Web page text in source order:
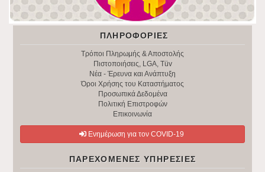
ΠΛΗΡΟΦΟΡΊΕΣ
Τρόποι Πληρωμής & Αποστολής
Πιστοποιήσεις, LGA, Tüv
Νέα - Έρευνα και Ανάπτυξη
Όροι Χρήσης του Καταστήματος
Προσωπικά Δεδομένα
Πολιτική Επιστροφών
Επικοινωνία
Ενημέρωση για τον COVID-19
ΠΑΡΕΧΌΜΕΝΕΣ ΥΠΗΡΕΣΊΕΣ